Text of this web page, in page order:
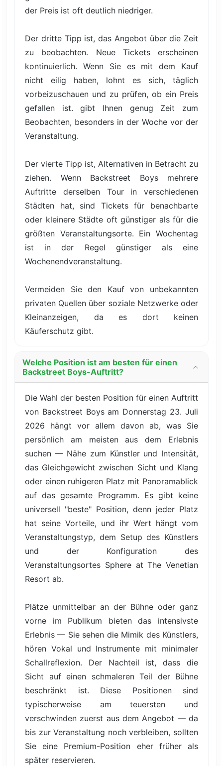
der Preis ist oft deutlich niedriger.
Der dritte Tipp ist, das Angebot über die Zeit
zu beobachten. Neue Tickets erscheinen
kontinuierlich. Wenn Sie es mit dem Kauf
nicht eilig haben, lohnt es sich, täglich
vorbeizuschauen und zu prüfen, ob ein Preis
gefallen ist. gibt Ihnen genug Zeit zum
Beobachten, besonders in der Woche vor der
Veranstaltung.
Der vierte Tipp ist, Alternativen in Betracht zu
ziehen. Wenn Backstreet Boys mehrere
Auftritte derselben Tour in verschiedenen
Städten hat, sind Tickets für benachbarte
oder kleinere Städte oft günstiger als für die
größten Veranstaltungsorte. Ein Wochentag
ist in der Regel günstiger als eine
Wochenendveranstaltung.
Vermeiden Sie den Kauf von unbekannten
privaten Quellen über soziale Netzwerke oder
Kleinanzeigen, da es dort keinen
Käuferschutz gibt.
Welche Position ist am besten für einen
Backstreet Boys-Auftritt?
Die Wahl der besten Position für einen Auftritt
von Backstreet Boys am Donnerstag 23. Juli
2026 hängt vor allem davon ab, was Sie
persönlich am meisten aus dem Erlebnis
suchen — Nähe zum Künstler und Intensität,
das Gleichgewicht zwischen Sicht und Klang
oder einen ruhigeren Platz mit Panoramablick
auf das gesamte Programm. Es gibt keine
universell "beste" Position, denn jeder Platz
hat seine Vorteile, und ihr Wert hängt vom
Veranstaltungstyp, dem Setup des Künstlers
und der Konfiguration des
Veranstaltungsortes Sphere at The Venetian
Resort ab.
Plätze unmittelbar an der Bühne oder ganz
vorne im Publikum bieten das intensivste
Erlebnis — Sie sehen die Mimik des Künstlers,
hören Vokal und Instrumente mit minimaler
Schallreflexion. Der Nachteil ist, dass die
Sicht auf einen schmaleren Teil der Bühne
beschränkt ist. Diese Positionen sind
typischerweise am teuersten und
verschwinden zuerst aus dem Angebot — da
bis zur Veranstaltung noch verbleiben, sollten
Sie eine Premium-Position eher früher als
später reservieren.